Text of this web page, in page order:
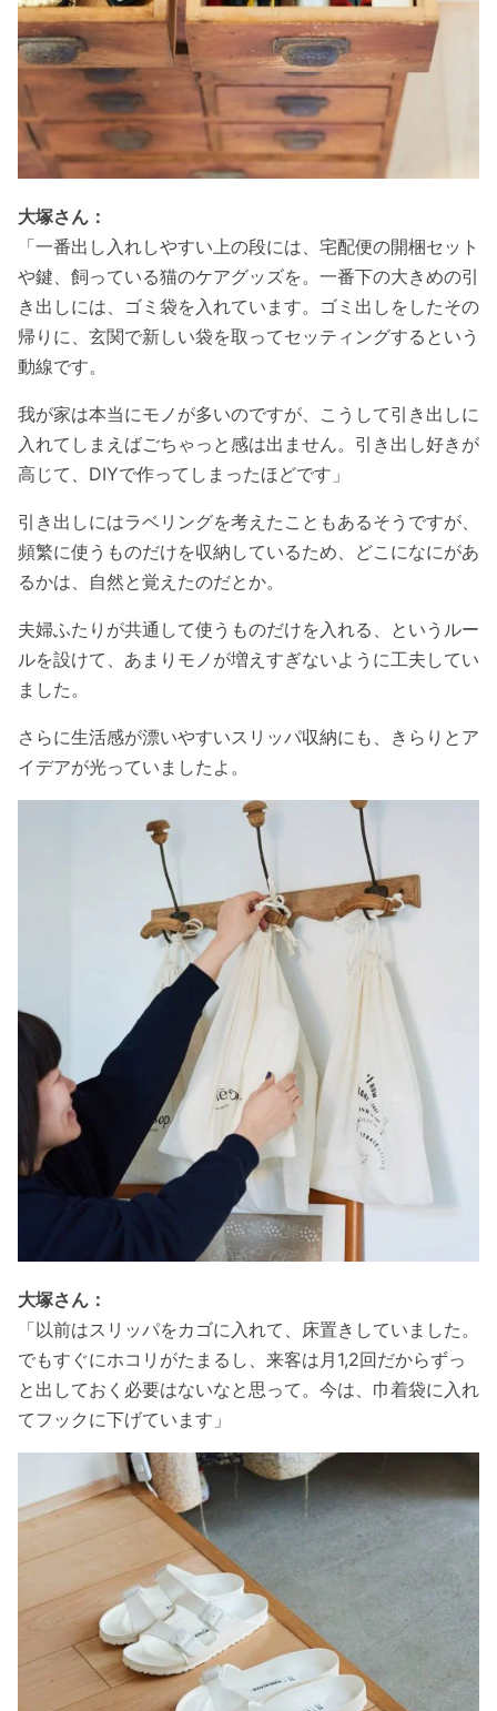
大塚さん：
「一番出し入れしやすい上の段には、宅配便の開梱セット
や鍵、飼っている猫のケアグッズを。一番下の大きめの引
き出しには、ゴミ袋を入れています。ゴミ出しをしたその
帰りに、玄関で新しい袋を取ってセッティングするという
動線です。
我が家は本当にモノが多いのですが、こうして引き出しに
入れてしまえばごちゃっと感は出ません。引き出し好きが
高じて、DIYで作ってしまったほどです」
引き出しにはラベリングを考えたこともあるそうですが、
頻繁に使うものだけを収納しているため、どこになにがあ
るかは、自然と覚えたのだとか。
夫婦ふたりが共通して使うものだけを入れる、というルー
ルを設けて、あまりモノが増えすぎないように工夫してい
ました。
さらに生活感が漂いやすいスリッパ収納にも、きらりとア
イデアが光っていましたよ。
大塚さん：
「以前はスリッパをカゴに入れて、床置きしていました。
でもすぐにホコリがたまるし、来客は月1,2回だからずっ
と出しておく必要はないなと思って。今は、巾着袋に入れ
てフックに下げています」